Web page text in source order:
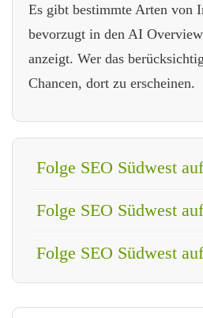
Es gibt bestimmte Arten von
bevorzugt in den AI
anzeigt. Wer das
Chancen, dort zu erscheinen.
Folge SEO Südwest
Folge SEO Südwest
Folge SEO Südwest